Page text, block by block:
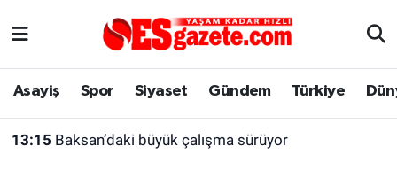
Asayiş Spor Siyaset Gündem Türkiye
13:15 Baksan’daki büyük çalışma sürüyor
Asayiş
Yaşam
Eskişehir Nöbetçi Eczaneler